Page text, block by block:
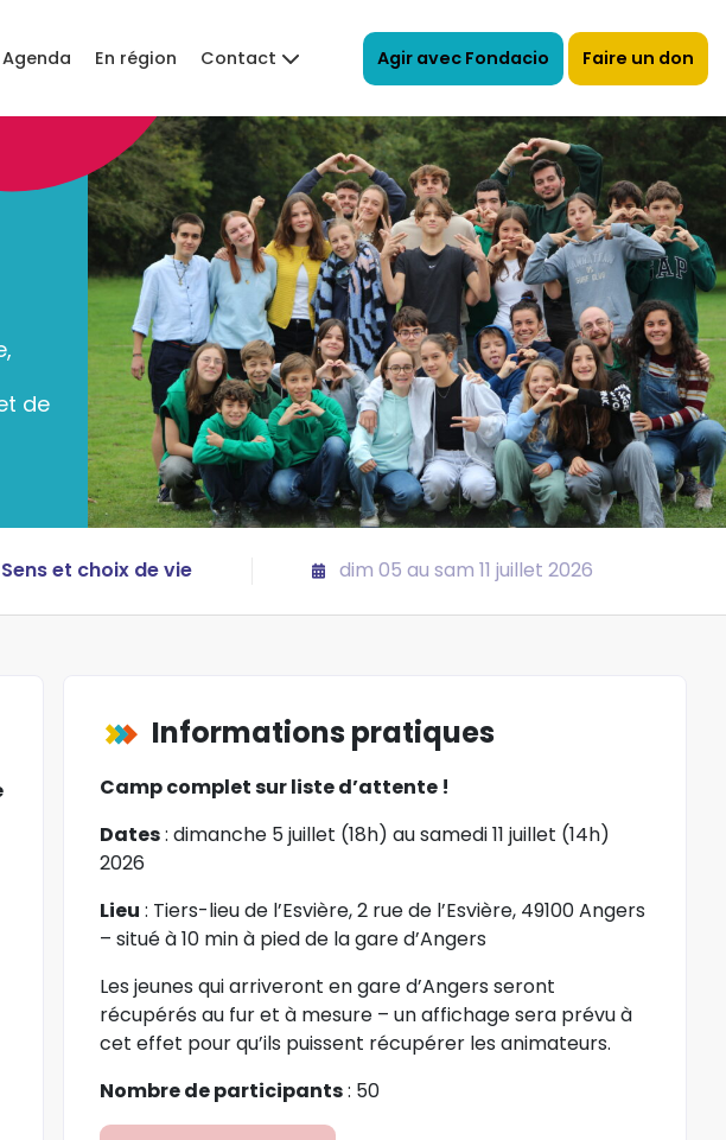
Agenda En région Contact Agir avec Fondacio Faire un don
de
Sens et choix de vie dim 05 au sam 11 juillet 2026
Informations pratiques
Camp complet sur liste d’attente !
Dates: dimanche 5 juillet (18h) au samedi 11 juillet (14h)
2026
Lieu : Tiers-lieu de l’Esvière, 2 rue de l’Esvière, 49100 Angers
– situé à 10 min à pied de la gare d’Angers
Les jeunes qui arriveront en gare d’Angers seront
récupérés au fur et à mesure – un affichage sera prévu à
cet effet pour qu’ils puissent récupérer les animateurs.
Nombre de participants: 50